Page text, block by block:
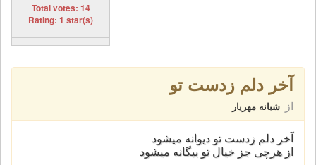
Total votes: 14
Rating: 1 star(s)
آخر دلم زدست تو
از شبانه مهریار
آخر دلم زدست تو دیوانه میشود
از هرچی جز خیال تو بیگانه میشود